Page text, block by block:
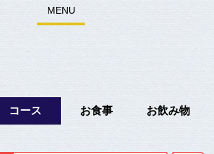
MENU
コース お食事 お飲み物